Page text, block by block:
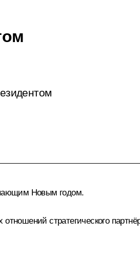
Новым годом.
стратегического